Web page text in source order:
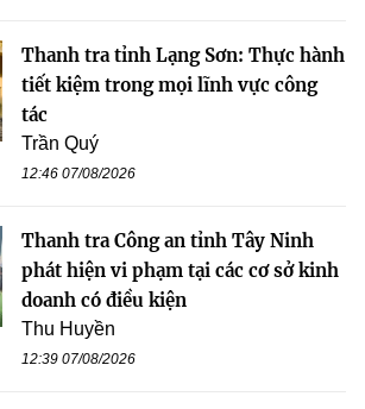
Thanh tra tỉnh Lạng Sơn: Thực hành
tiết kiệm trong mọi lĩnh vực công
tác
Trần Quý
12:46 07/08/2026
Thanh tra Công an tỉnh Tây Ninh
phát hiện vi phạm tại các cơ sở kinh
doanh có điều kiện
Thu Huyền
12:39 07/08/2026